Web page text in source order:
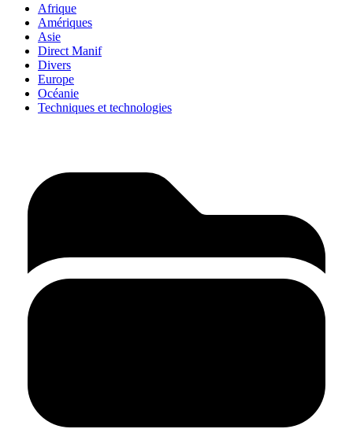
Afrique
Amériques
Asie
Direct Manif
Divers
Europe
Océanie
Techniques et technologies